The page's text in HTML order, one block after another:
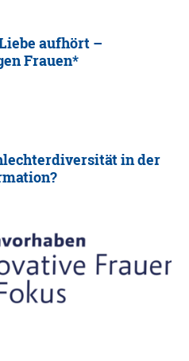
aufhört –
Frauen*
in der